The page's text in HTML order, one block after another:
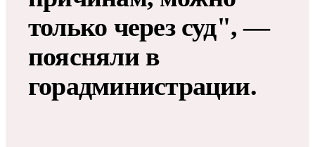
только через суд", —
поясняли в
горадминистрации.